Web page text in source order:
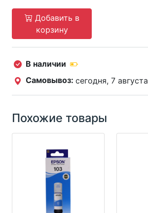
Добавить в
корзину
В наличии
Самовывоз: сегодня, 7 августа
Похожие товары